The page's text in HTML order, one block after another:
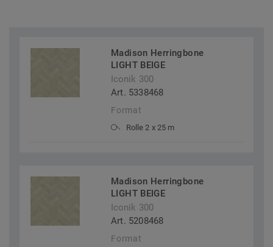
Madison Herringbone
LIGHT BEIGE
Iconik 300
Art. 5338468
Format
Rolle 2 x 25 m
Madison Herringbone
LIGHT BEIGE
Iconik 300
Art. 5208468
Format